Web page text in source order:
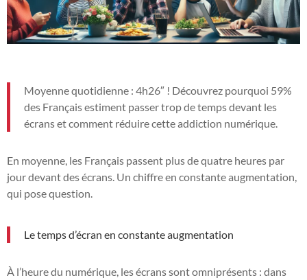
Moyenne quotidienne : 4h26″ ! Découvrez pourquoi 59%
des Français estiment passer trop de temps devant les
écrans et comment réduire cette addiction numérique.
En moyenne, les Français passent plus de quatre heures par
jour devant des écrans. Un chiffre en constante augmentation,
qui pose question.
Le temps d’écran en constante augmentation
À l’heure du numérique, les écrans sont omniprésents : dans